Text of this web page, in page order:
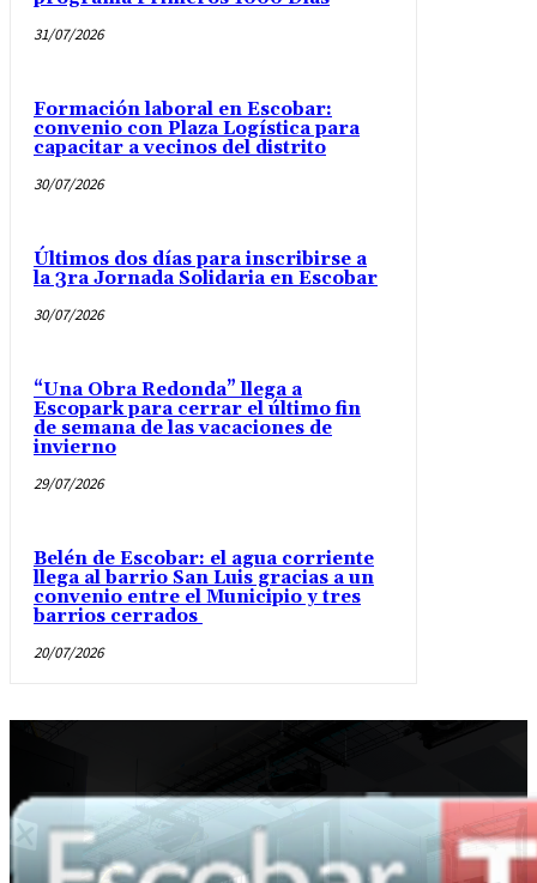
31/07/2026
Formación laboral en Escobar:
convenio con Plaza Logística para
capacitar a vecinos del distrito
30/07/2026
Últimos dos días para inscribirse a
la 3ra Jornada Solidaria en Escobar
30/07/2026
“Una Obra Redonda” llega a
Escopark para cerrar el último fin
de semana de las vacaciones de
invierno
29/07/2026
Belén de Escobar: el agua corriente
llega al barrio San Luis gracias a un
convenio entre el Municipio y tres
barrios cerrados
20/07/2026